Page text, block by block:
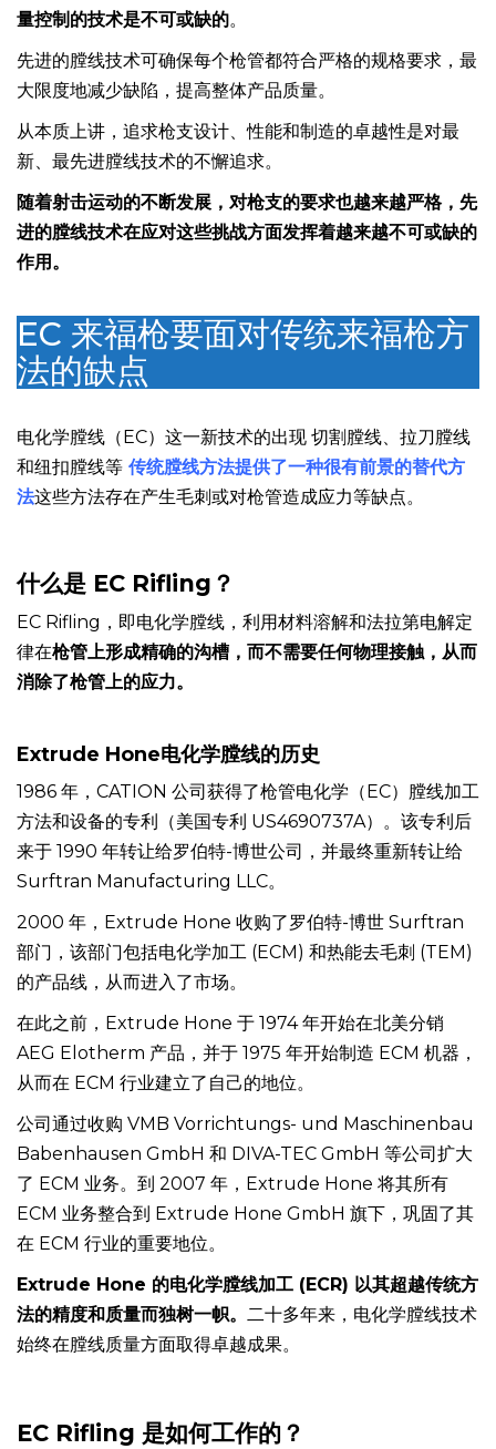
枪支制造有严格的质量标准和规定，因此，能够进行
量控制的技术是不可或缺的 。
先进的膛线技术可确保每个枪管都符合严格的规格要求，最
大限度地减少缺陷，提高整体产品质量。
从本质上讲，追求枪支设计、性能和制造的卓越性是对最
新、最先进膛线技术的不懈追求。
随着射击运动的不断发展，对枪支的要求也越来越严格，先
进的膛线技术在应对这些挑战方面发挥着越来越不可或缺的
EC 来福枪要面对传统来福枪方
法的缺点
电化学膛线（EC）这一新技术的出现 切割膛线、拉刀膛线
和纽扣膛线等传统膛线方法提供了一种很有前景的替代方
什么是 EC Rifling？
EC Rifling，即电化学膛线，利用材料溶解和法拉第电解定
律在枪管上形成精确的沟槽，而不需要任何物理接触，从而
Extrude Hone电化学膛线的历史
1986 年，CATION 公司获得了枪管电化学（EC）膛线加工
方法和设备的专利（美国专利 US4690737A）。该专利后
来于 1990 年转让给罗伯特-博世公司，并最终重新转让给
Surftran Manufacturing LLC。
2000 年，Extrude Hone 收购了罗伯特-博世 Surftran
部门，该部门包括电化学加工 (ECM) 和热能去毛刺 (TEM)
的产品线，从而进入了市场。
在此之前，Extrude Hone 于 1974 年开始在北美分销
AEG Elotherm 产品，并于 1975 年开始制造 ECM 机器，
从而在 ECM 行业建立了自己的地位。
公司通过收购 VMB Vorrichtungs- und Maschinenbau
Babenhausen GmbH 和 DIVA-TEC GmbH 等公司扩大
了 ECM 业务。到 2007 年，Extrude Hone 将其所有
ECM 业务整合到 Extrude Hone GmbH 旗下，巩固了其
在 ECM 行业的重要地位。
Extrude Hone 的电化学膛线加工 (ECR) 以其超越传统方
法的精度和质量而独树一帜。二十多年来，电化学膛线技术